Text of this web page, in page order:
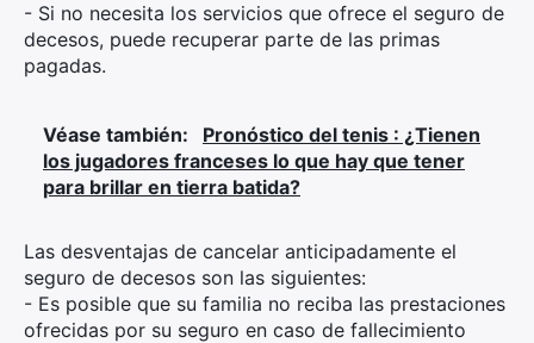
- Si no necesita los servicios que ofrece el seguro de
decesos, puede recuperar parte de las primas
pagadas.
Véase también:
Pronóstico del tenis : ¿Tienen
los jugadores franceses lo que hay que tener
para brillar en tierra batida?
Las desventajas de cancelar anticipadamente el
seguro de decesos son las siguientes:
- Es posible que su familia no reciba las prestaciones
ofrecidas por su seguro en caso de fallecimiento